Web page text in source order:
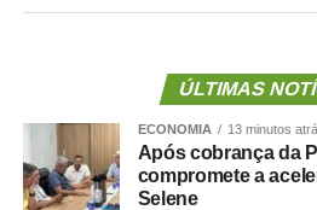
Diogo Domingos Ferreira, nº
horários estabelecidos nos
Orientações
ÚLTIMAS
ECONOMIA 13 minutos
Após cobrança da
compromete a
Selene